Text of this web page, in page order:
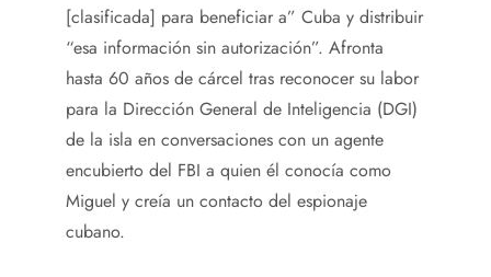
[clasificada] para beneficiar a” Cuba y distribuir
“esa información sin autorización”. Afronta
hasta 60 años de cárcel tras reconocer su labor
para la Dirección General de Inteligencia (DGI)
de la isla en conversaciones con un agente
encubierto del FBI a quien él conocía como
Miguel y creía un contacto del espionaje
cubano.